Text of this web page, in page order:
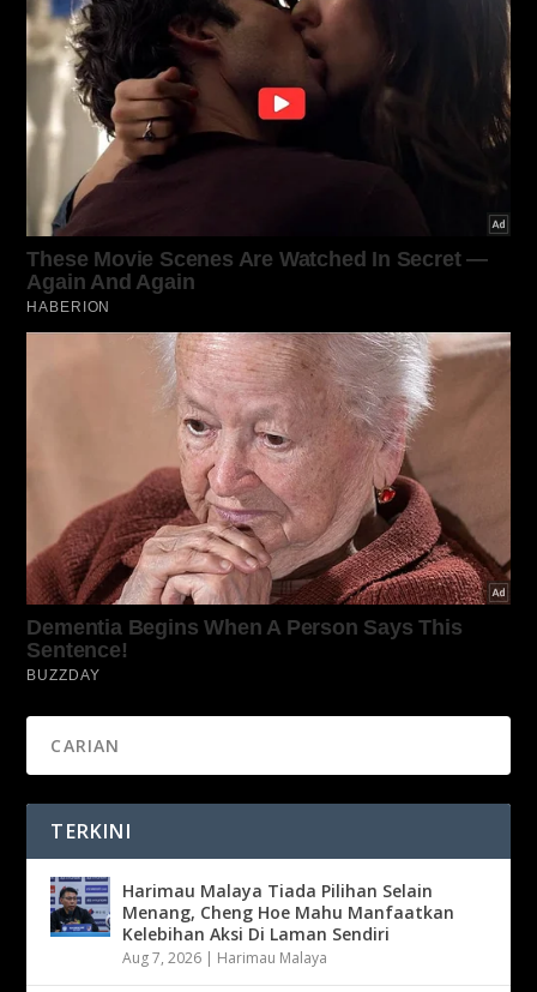
TERKINI
Harimau Malaya Tiada Pilihan Selain
Menang, Cheng Hoe Mahu Manfaatkan
Kelebihan Aksi Di Laman Sendiri
Aug 7, 2026 | Harimau Malaya